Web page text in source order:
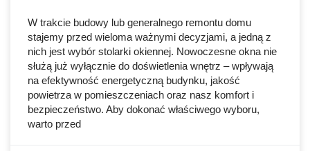
W trakcie budowy lub generalnego remontu domu
stajemy przed wieloma ważnymi decyzjami, a jedną z
nich jest wybór stolarki okiennej. Nowoczesne okna nie
służą już wyłącznie do doświetlenia wnętrz – wpływają
na efektywność energetyczną budynku, jakość
powietrza w pomieszczeniach oraz nasz komfort i
bezpieczeństwo. Aby dokonać właściwego wyboru,
warto przed